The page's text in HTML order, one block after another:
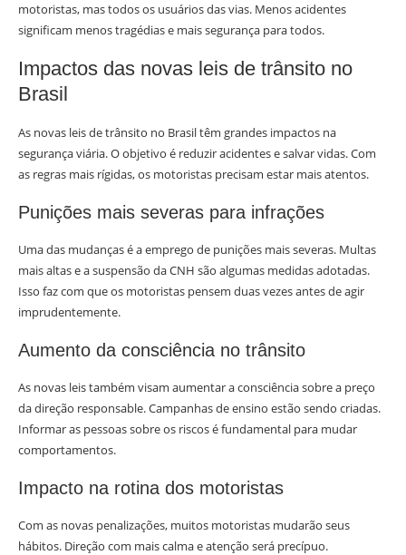
motoristas, mas todos os usuários das vias. Menos acidentes
significam menos tragédias e mais segurança para todos.
Impactos das novas leis de trânsito no
Brasil
As novas leis de trânsito no Brasil têm grandes impactos na
segurança viária. O objetivo é reduzir acidentes e salvar vidas. Com
as regras mais rígidas, os motoristas precisam estar mais atentos.
Punições mais severas para infrações
Uma das mudanças é a emprego de punições mais severas. Multas
mais altas e a suspensão da CNH são algumas medidas adotadas.
Isso faz com que os motoristas pensem duas vezes antes de agir
imprudentemente.
Aumento da consciência no trânsito
As novas leis também visam aumentar a consciência sobre a preço
da direção responsable. Campanhas de ensino estão sendo criadas.
Informar as pessoas sobre os riscos é fundamental para mudar
comportamentos.
Impacto na rotina dos motoristas
Com as novas penalizações, muitos motoristas mudarão seus
hábitos. Direção com mais calma e atenção será precípuo.